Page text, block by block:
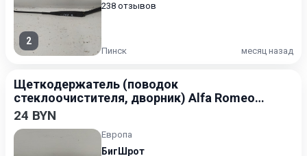
2
238 отзывов
Пинск месяц назад
Щеткодержатель (поводок
стеклоочистителя, дворник) Alfa Romeo
156 1997-2002
24 BYN
Европа
БигШрот